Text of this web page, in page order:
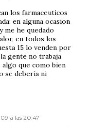
los farmaceuticos
en alguna ocasion
me he quedado
en todos los
15 lo venden por
gente no trabaja
que como bien
se deberia ni
a las 20:47